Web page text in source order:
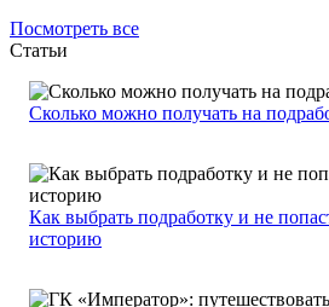
Посмотреть все
Статьи
Сколько можно получать на
Как выбрать подработку и не
историю